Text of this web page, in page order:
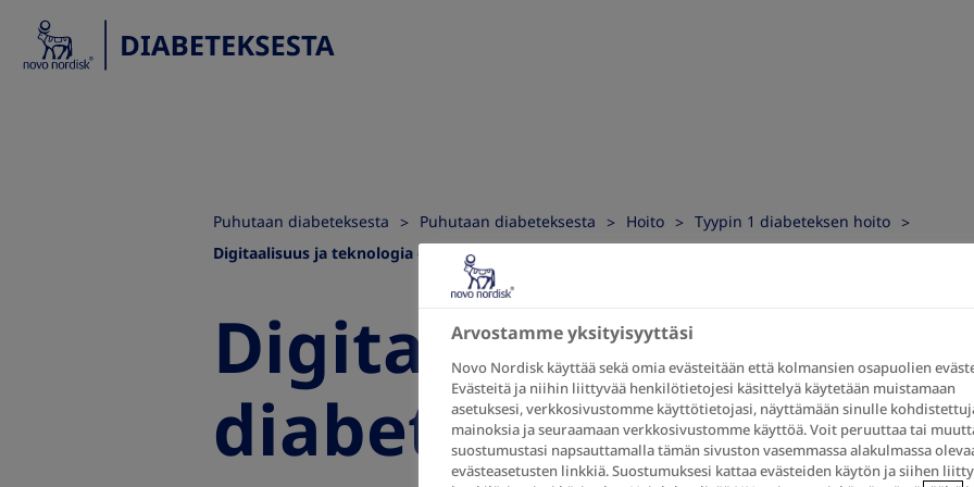
Puhutaan diabeteksesta Puhutaan diabeteksesta Hoito
Tyypin 1 diabeteksen hoito
Digitaalisuus ja teknologia diabeteksen hoidossa
Digitaalisuus ja
diabeteksen hoidossa
Arvostamme yksityisyyttäsi
Novo Nordisk käyttää sekä omia evästeitään että kolmansien osapuolien
Evästeitä ja niihin liittyvää henkilötietojesi käsittelyä käytetään muistamaan
asetuksesi, verkkosivustomme käyttötietojasi, näyttämään sinulle
mainoksia ja seuraamaan verkkosivustomme käyttöä. Voit peruuttaa tai
suostumustasi napsauttamalla tämän sivuston vasemmassa alakulmassa
evästeasetusten linkkiä. Suostumuksesi kattaa evästeiden käytön ja siihen